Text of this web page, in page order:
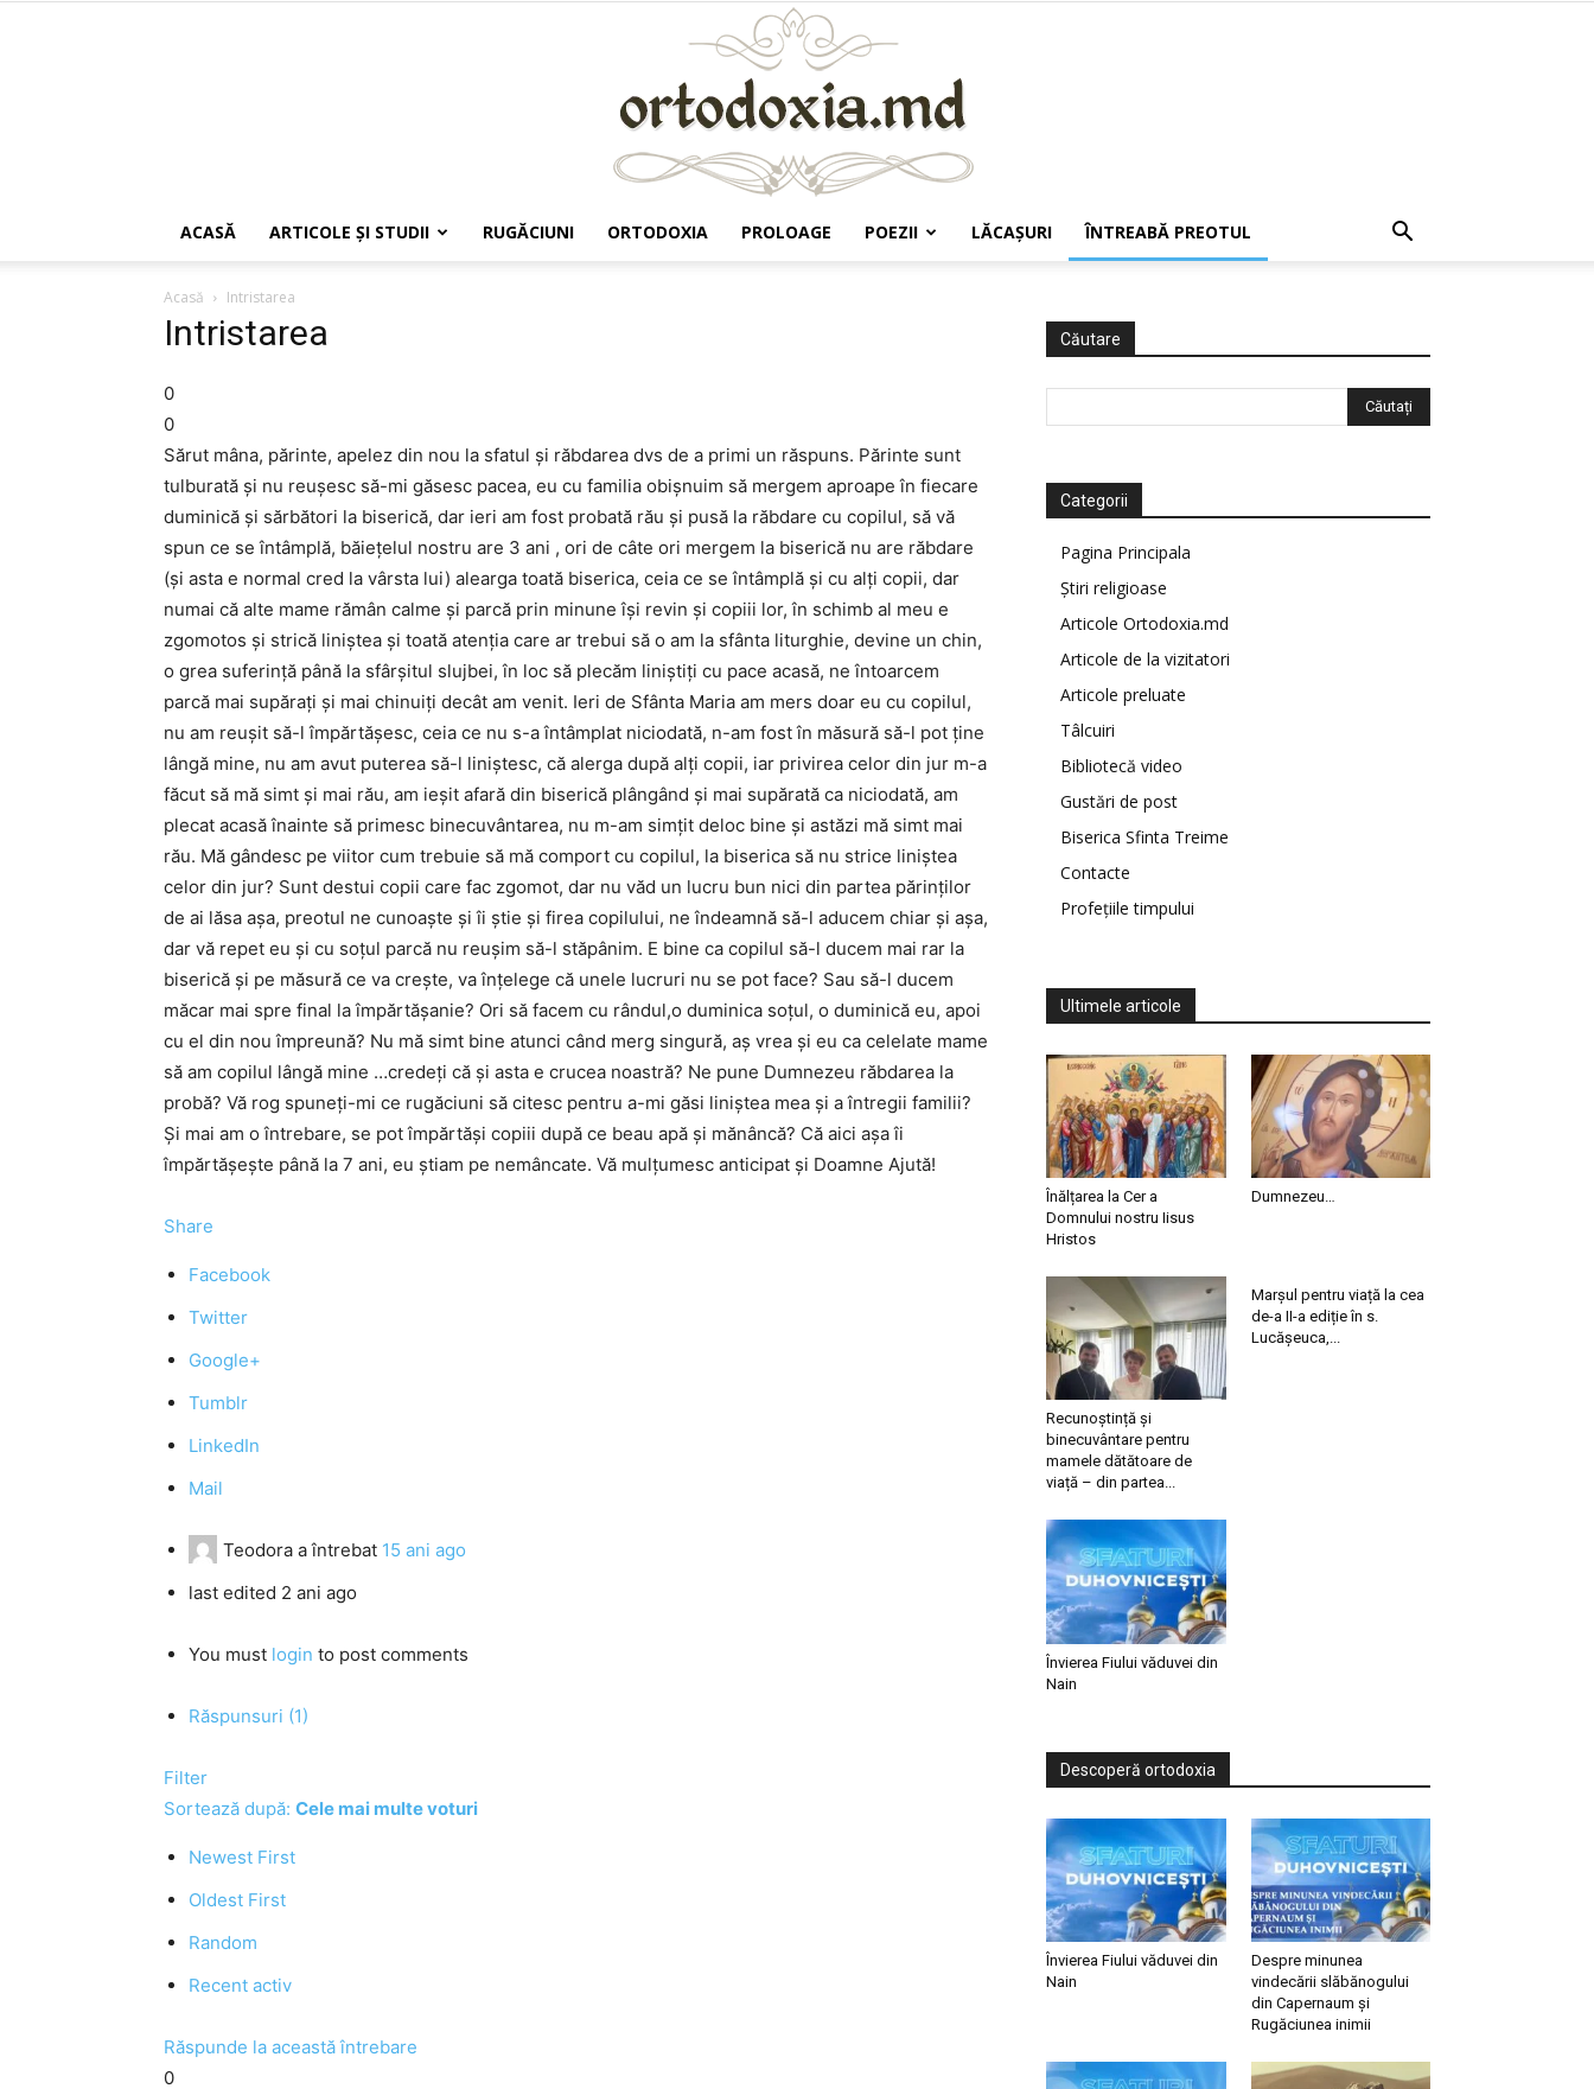
ACASĂ ARTICOLE ŞI STUDII RUGĂCIUNI ORTODOXIA PROLOAGE POEZII LĂCAŞURI ÎNTREABĂ PREOTUL
Acasă Intristarea
Intristarea
0
0
Sărut mâna, părinte, apelez din nou la sfatul şi răbdarea dvs de a primi un răspuns. Părinte sunt
tulburată şi nu reuşesc să-mi găsesc pacea, eu cu familia obişnuim să mergem aproape în fiecare
duminică şi sărbători la biserică, dar ieri am fost probată rău şi pusă la răbdare cu copilul, să vă
spun ce se întâmplă, băieţelul nostru are 3 ani , ori de câte ori mergem la biserică nu are răbdare
(şi asta e normal cred la vârsta lui) alearga toată biserica, ceia ce se întâmplă şi cu alţi copii, dar
numai că alte mame rămân calme şi parcă prin minune îşi revin şi copiii lor, în schimb al meu e
zgomotos şi strică liniştea şi toată atenţia care ar trebui să o am la sfânta liturghie, devine un chin,
o grea suferinţă până la sfârşitul slujbei, în loc să plecăm liniştiţi cu pace acasă, ne întoarcem
parcă mai supăraţi şi mai chinuiţi decât am venit. Ieri de Sfânta Maria am mers doar eu cu copilul,
nu am reuşit să-l împărtăşesc, ceia ce nu s-a întâmplat niciodată, n-am fost în măsură să-l pot ţine
lângă mine, nu am avut puterea să-l liniştesc, că alerga după alţi copii, iar privirea celor din jur m-a
făcut să mă simt şi mai rău, am ieşit afară din biserică plângând şi mai supărată ca niciodată, am
plecat acasă înainte să primesc binecuvântarea, nu m-am simţit deloc bine şi astăzi mă simt mai
rău. Mă gândesc pe viitor cum trebuie să mă comport cu copilul, la biserica să nu strice liniştea
celor din jur? Sunt destui copii care fac zgomot, dar nu văd un lucru bun nici din partea părinţilor
de ai lăsa aşa, preotul ne cunoaşte şi îi ştie şi firea copilului, ne îndeamnă să-l aducem chiar şi aşa,
dar vă repet eu şi cu soţul parcă nu reuşim să-l stăpânim. E bine ca copilul să-l ducem mai rar la
biserică şi pe măsură ce va creşte, va înţelege că unele lucruri nu se pot face? Sau să-l ducem
măcar mai spre final la împărtăşanie? Ori să facem cu rândul,o duminica soţul, o duminică eu, apoi
cu el din nou împreună? Nu mă simt bine atunci când merg singură, aş vrea şi eu ca celelate mame
să am copilul lângă mine …credeţi că şi asta e crucea noastră? Ne pune Dumnezeu răbdarea la
probă? Vă rog spuneţi-mi ce rugăciuni să citesc pentru a-mi găsi liniştea mea şi a întregii familii?
Şi mai am o întrebare, se pot împărtăşi copiii după ce beau apă şi mănâncă? Că aici aşa îi
împărtăşeşte până la 7 ani, eu ştiam pe nemâncate. Vă mulţumesc anticipat şi Doamne Ajută!
Share
Facebook
Twitter
Google+
Tumblr
LinkedIn
Mail
Teodora a întrebat 15 ani ago
last edited 2 ani ago
You must login to post comments
Răspunsuri (1)
Filter
Sortează după: Cele mai multe voturi
Newest First
Oldest First
Random
Recent activ
Răspunde la această întrebare
0
Căutare
Categorii
Pagina Principala
Știri religioase
Articole Ortodoxia.md
Articole de la vizitatori
Articole preluate
Tâlcuiri
Bibliotecă video
Gustări de post
Biserica Sfinta Treime
Contacte
Profețiile timpului
Ultimele articole
Înălțarea la Cer a
Domnului nostru Iisus
Hristos
Dumnezeu…
Recunoștință și
binecuvântare pentru
mamele dătătoare de
viață – din partea...
Marșul pentru viață la cea
de-a II-a ediție în s.
Lucășeuca,...
Învierea Fiului văduvei din
Nain
Descoperă ortodoxia
Învierea Fiului văduvei din
Nain
Despre minunea
vindecării slăbănogului
din Capernaum și
Rugăciunea inimii